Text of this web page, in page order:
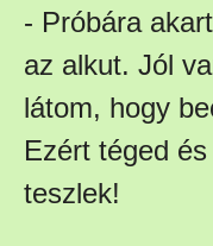
- Próbára
az alkut. Jól
látom, hogy
Ezért téged
teszlek!